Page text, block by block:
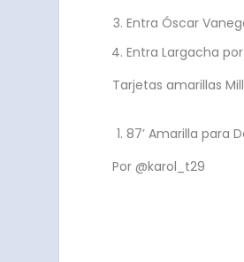
Entra Óscar
Entra Largacha
Tarjetas amarillas
87’ Amarilla para
Por @karol_t29